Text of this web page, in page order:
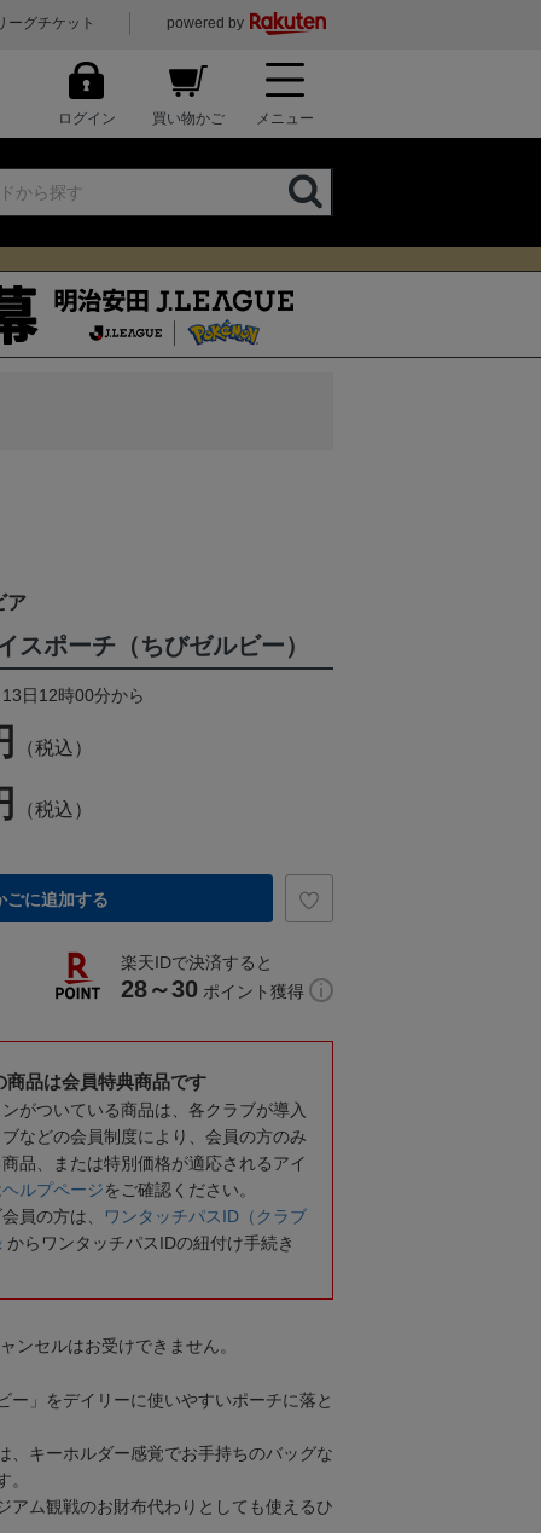
ーグチケット powered by
ログイン 買い物かご メニュー
ア
スポーチ（ちびゼルビー）
日12時00分から
（税込）
（税込）
ごに追加する
楽天IDで決済すると
28～30 ポイント獲得
商品は会員特典商品です
がついている商品は、各クラブが導入
などの会員制度により、会員の方のみ
品、または特別価格が適応されるアイ
ヘルプページをご確認ください。
員の方は、
ワンタッチパスID（クラブ
からワンタッチパスIDの紐付け手続き
ンセルはお受けできません。
ー」をデイリーに使いやすいポーチに落と
、キーホルダー感覚でお手持ちのバッグな
。
アム観戦のお財布代わりとしても使えるひ